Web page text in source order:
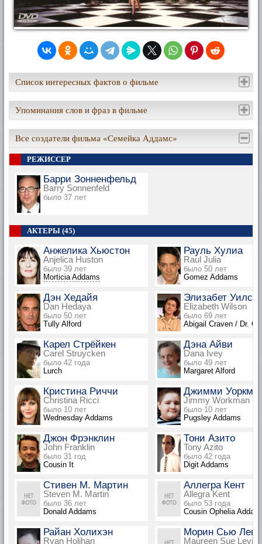
Список интересных фактов о фильме
Упоминания слов и фраз в фильме
Все создатели фильма «Семейка Аддамс»
РЕЖИССЕР
Барри Зонненфельд
Barry Sonnenfeld
было 37 лет
АКТЕРЫ (45)
Анжелика Хьюстон
Anjelica Huston
было 39 лет
Morticia Addams
Рауль Хулиа
Raul Julia
было 50 лет
Gomez Addams
Дэн Хедайя
Dan Hedaya
было 50 лет
Tully Alford
Элизабет
Elizabeth Wilson
было 69 лет
Abigail Craven / Dr.
Карел Стрёйкен
Carel Struycken
было 42 года
Lurch
Дэна Айви
Dana Ivey
было 49 лет
Margaret Alford
Кристина Риччи
Christina Ricci
было 10 лет
Wednesday Addams
Джимми
Jimmy Workman
было 10 лет
Pugsley Addams
Джон Фрэнклин
John Franklin
было 31 год
Cousin It
Тони Азито
Tony Azito
было 42 года
Digit Addams
Стивен М. Мартин
Steven M. Martin
было 36 лет
Donald Addams
Аллегра Кент
Allegra Kent
было 53 года
Cousin Ophelia
Райан Холихэн
Ryan Holihan
Морин Сью
Maureen Sue Levin